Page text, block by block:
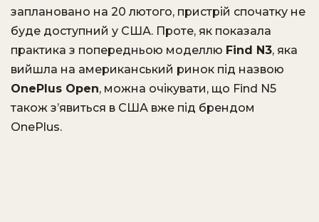
заплановано на 20 лютого, пристрій спочатку не
буде доступний у США. Проте, як показала
практика з попередньою моделлю Find N3, яка
вийшла на американський ринок під назвою
OnePlus Open, можна очікувати, що Find N5
також з’явиться в США вже під брендом
OnePlus.